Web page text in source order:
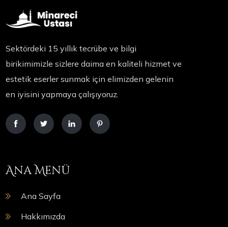
Sektördeki 15 yıllık tecrübe ve bilgi
birikimimizle sizlere daima en kaliteli hizmet ve
estetik eserler sunmak için elimizden gelenin
en iyisini yapmaya çalışıyoruz.
Ana Menü
Ana Sayfa
Hakkımızda